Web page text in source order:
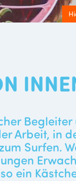
Begleiter
Arbeit, in
Surfen.
ein